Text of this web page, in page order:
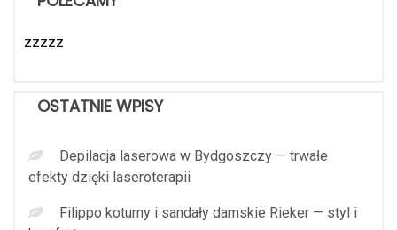
zzzzz
OSTATNIE WPISY
Depilacja laserowa w Bydgoszczy — trwałe
efekty dzięki laseroterapii
Filippo koturny i sandały damskie Rieker — styl i